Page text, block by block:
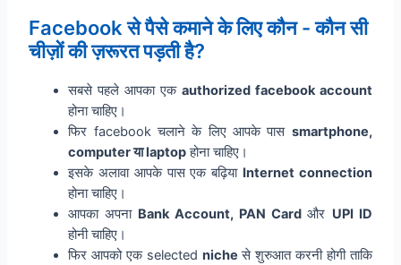
Facebook से पैसे कमाने के लिए कौन - कौन सी
चीज़ों की ज़रूरत पड़ती है?
सबसे पहले आपका एक authorized facebook account
होना चाहिए।
फिर facebook चलाने के लिए आपके पास smartphone,
computer या laptopहोना चाहिए।
इसके अलावा आपके पास एक बढ़िया Internet connection
होना चाहिए।
आपका अपना Bank Account, PAN Cardऔर UPI ID
होनी चाहिए।
फिर आपको एक selected nicheसे शुरुआत करनी होगी ताकि